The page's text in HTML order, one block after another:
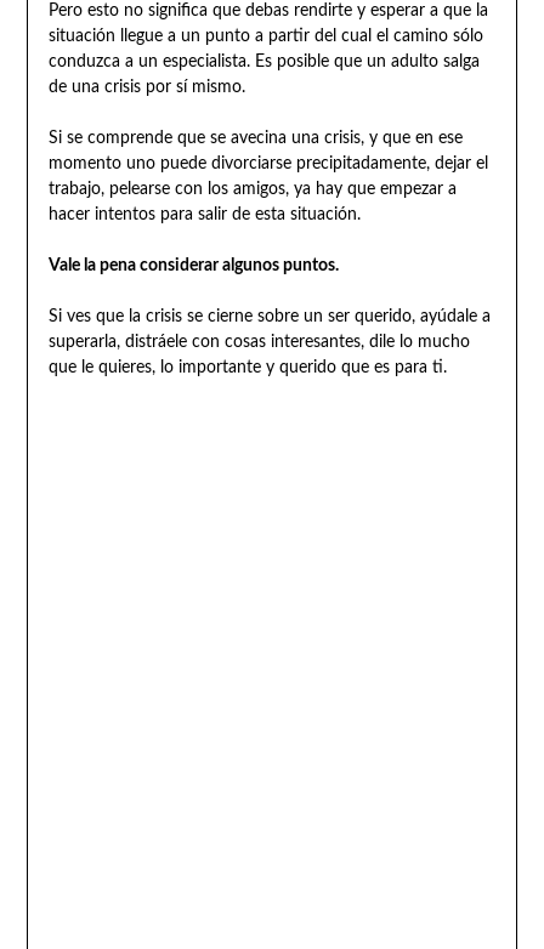
Pero esto no significa que debas rendirte y esperar a que la
situación llegue a un punto a partir del cual el camino sólo
conduzca a un especialista. Es posible que un adulto salga
de una crisis por sí mismo.
Si se comprende que se avecina una crisis, y que en ese
momento uno puede divorciarse precipitadamente, dejar el
trabajo, pelearse con los amigos, ya hay que empezar a
hacer intentos para salir de esta situación.
Vale la pena considerar algunos puntos.
Si ves que la crisis se cierne sobre un ser querido, ayúdale a
superarla, distráele con cosas interesantes, dile lo mucho
que le quieres, lo importante y querido que es para ti.